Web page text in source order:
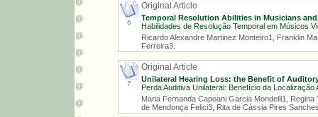
6
Original Article
Temporal Resolution Abilities in Musicians
Habilidades de Resolução Temporal em Músicos
Ricardo Alexandre Martinez Monteiro1, Franklin
Ferreira3.
7
Original Article
Unilateral Hearing Loss: the Benefit of
Perda Auditiva Unilateral: Benefício da
Maria Fernanda Capoani Garcia Mondelli1,
de Mendonça Felici3, Rita de Cássia Pires